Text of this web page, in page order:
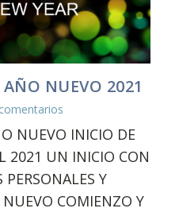
AÑO NUEVO 2021
NUEVO INICIO DE
2021 UN INICIO CON
Y
NUEVO COMIENZO Y